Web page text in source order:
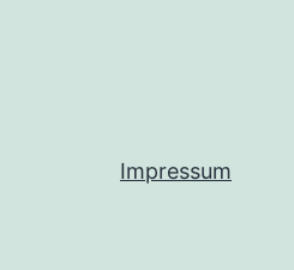
Impressum